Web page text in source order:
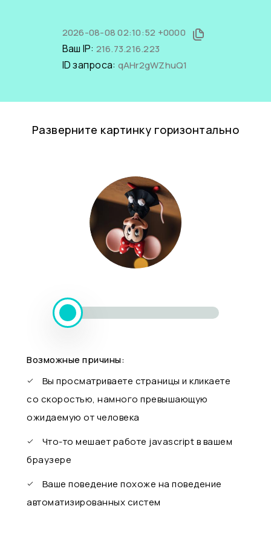
2026-08-08 02:10:52 +0000
Ваш IP: 216.73.216.223
ID запроса: qAHr2gWZhuQ1
Разверните картинку горизонтально
Возможные причины:
Вы просматриваете страницы и кликаете
со скоростью, намного превышающую
ожидаемую от человека
Что-то мешает работе javascript в вашем
браузере
Ваше поведение похоже на поведение
автоматизированных систем